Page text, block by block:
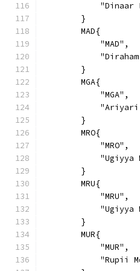
"Dinaar
        }
        MAD{
            "MAD",
"Diraham
        }
        MGA{
            "MGA",
        }
        MRO{
            "MRO",
"Ugiyya
        }
        MRU{
            "MRU",
"Ugiyya
        }
        MUR{
            "MUR",
"Rupii